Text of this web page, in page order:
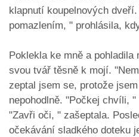
klapnutí koupelnových
pomazlením, " prohlásila,
Poklekla ke mně a
svou tvář těsně k mojí.
zeptal jsem se, protože
nepohodlně. "Počkej chvíli,
"Zavři oči, " zašeptala.
očekávání sladkého doteku